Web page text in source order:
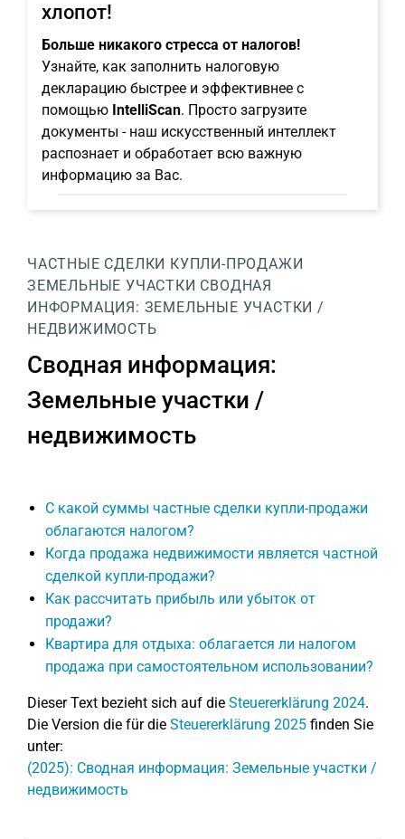
хлопот!
Больше никакого стресса от налогов!
Узнайте, как заполнить налоговую
декларацию быстрее и эффективнее с
помощью IntelliScan. Просто загрузите
документы - наш искусственный интеллект
распознает и обработает всю важную
информацию за Вас.
ЧАСТНЫЕ СДЕЛКИ КУПЛИ-ПРОДАЖИ
ЗЕМЕЛЬНЫЕ УЧАСТКИ СВОДНАЯ
ИНФОРМАЦИЯ: ЗЕМЕЛЬНЫЕ УЧАСТКИ /
НЕДВИЖИМОСТЬ
Сводная информация:
Земельные участки /
недвижимость
С какой суммы частные сделки купли-продажи
облагаются налогом?
Когда продажа недвижимости является частной
сделкой купли-продажи?
Как рассчитать прибыль или убыток от
продажи?
Квартира для отдыха: облагается ли налогом
продажа при самостоятельном использовании?
Dieser Text bezieht sich auf die Steuererklärung 2024.
Die Version die für die Steuererklärung 2025 finden Sie
unter:
(2025): Сводная информация: Земельные участки /
недвижимость